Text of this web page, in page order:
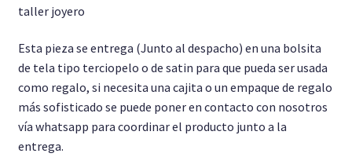
Pendientes y Aretes
taller joyero
Esta pieza se entrega (Junto al despacho) en una bolsita
de tela tipo terciopelo o de satin para que pueda ser usada
como regalo, si necesita una cajita o un empaque de regalo
más sofisticado se puede poner en contacto con nosotros
vía whatsapp para coordinar el producto junto a la
entrega.